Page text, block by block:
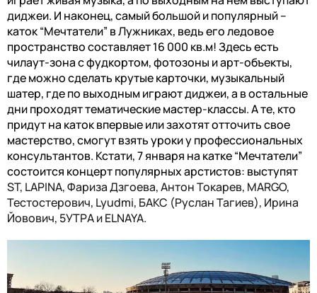
диджеи. И наконец, самый большой и популярный –
каток “Мечтатели” в Лужниках, ведь его ледовое
пространство составляет16 000 кв.м!Здесь есть
чилаут-зона с фудкортом, фотозоны и арт-объекты,
где можно сделать крутые карточки, музыкальный
шатер, где по выходным играют диджеи, а в остальные
дни проходят тематические мастер-классы. А те, кто
придут на каток впервые или захотят отточить свое
мастерство, смогут взять уроки у профессиональных
консультантов. Кстати, 7 января на катке “Мечтатели”
состоится концерт популярных арстистов: выступят
ST, LAPINA, Фариза Дзгоева, Антон Токарев, MARGO,
Тестостерович, Lyudmi, БАКС (Руслан Тагиев), Ирина
Йовович, 5УТРА и ELNAYA.